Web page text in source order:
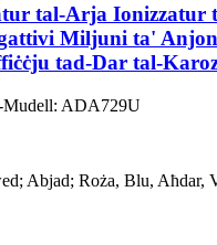
tal-Arja Ionizzatur
Miljuni ta'
tad-Dar tal-
Mudell: ADA729U
Abjad; Roża, Blu, Aħdar,